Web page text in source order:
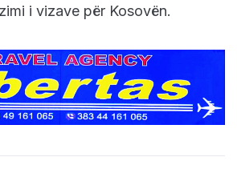
i vizave pёr Kosovёn.